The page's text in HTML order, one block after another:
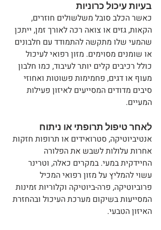
בעיות עיכול כרוניות
כאשר הכלב סובל משלשולים חוזרים,
הקאות, גזים או צואה רכה לאורך זמן, ייתכן
שהמעי שלו מתקשה להתמודד עם חלבונים
או שומנים מסוימים. מזון רפואי לעיכול
כולל רכיבים קלים יותר לעיבוד, כמו חלבון
מעוף או דגים, פחמימות פשוטות ואחוזי
סיבים מדודים המסייעים לאיזון פעילות
המעיים.
לאחר טיפול תרופתי או ניתוח
אנטיביוטיקה, סטרואידים או תרופות חזקות
אחרות עלולות לשבש את הפלורה
החיידקית במעי. במקרים כאלה, וטרינר
עשוי להמליץ על מזון רפואי המכיל
פרוביוטיקה, פרה-ביוטיקה וקלוריות זמינות
המסייעות בשיקום מערכת העיכול ובהחזרת
האיזון הטבעי.